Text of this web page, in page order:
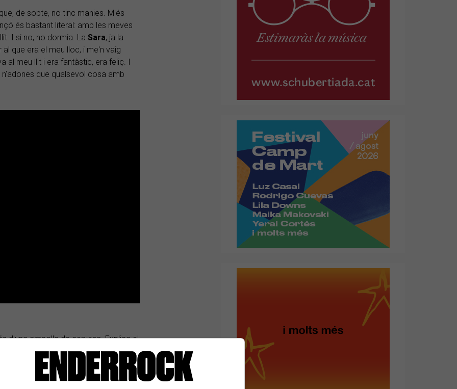
de sobte, no tinc manies. M'és
és bastant literal: amb les meves
I si no, no dormia. La Sara, ja la
que era el meu lloc, i me'n vaig
al meu llit i era fantàstic, era feliç. I
que qualsevol cosa amb
d'una ampolla de cervesa. Explica el
una persona tenint una relació